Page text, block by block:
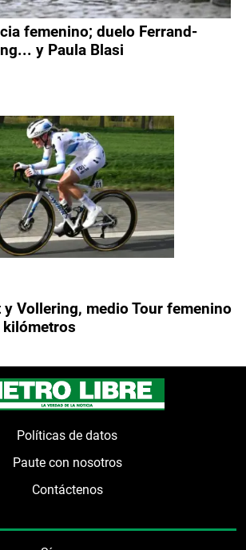
femenino; duelo Ferrand-
y Paula Blasi
y Vollering, medio Tour femenino
Políticas de datos
Paute con nosotros
Contáctenos